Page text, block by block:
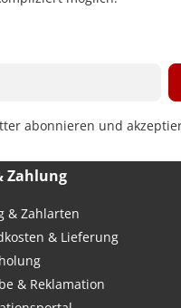
abonnieren und
Zahlung
& Zahlarten
& Lieferung
& Reklamation